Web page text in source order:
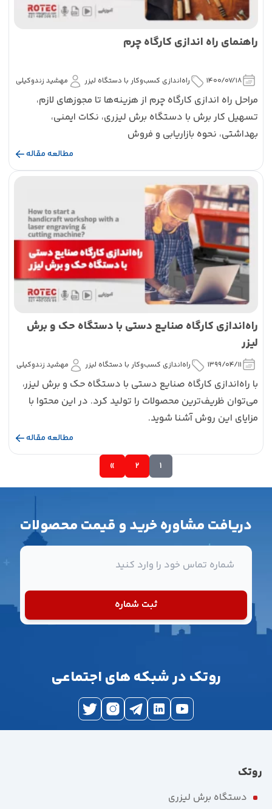
راهنمای راه‌ اندازی کارگاه چرم
1400/07/18 راه‌اندازی کسب‌و‌کار با دستگاه لیزر مهشید زندوکیلی
مراحل راه‌ اندازی کارگاه چرم از هزینه‌ها تا مجوزهای لازم،
تسهیل کار برش با دستگاه برش لیزری، نکات ایمنی،
بهداشتی، نحوه بازاریابی و فروش
مطالعه مقاله
راه‌اندازی کارگاه صنایع دستی با دستگاه حک و برش
لیزر
1399/04/11 راه‌اندازی کسب‌و‌کار با دستگاه لیزر مهشید زندوکیلی
با راه‌اندازی کارگاه صنایع دستی با دستگاه حک و برش لیزر،
می‌‌‌توان ظریف‌ترین محصولات را تولید کرد. در این محتوا با
مزایای این روش آشنا شوید.
مطالعه مقاله
1
2
»
دریافت مشاوره خرید و قیمت محصولات
شماره تماس
ثبت شماره
روتک در شبکه های اجتماعی
روتک
دستگاه برش لیزری